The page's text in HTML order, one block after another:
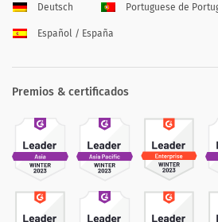
Deutsch Portuguese de
Español / España
Premios & certificados